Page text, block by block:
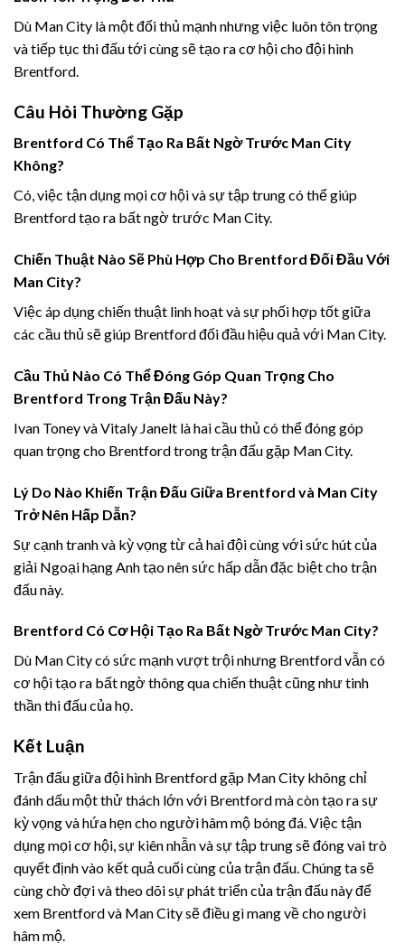
Dù Man City là một đối thủ mạnh nhưng việc luôn tôn trọng
và tiếp tục thi đấu tới cùng sẽ tạo ra cơ hội cho đội hình
Brentford.
Câu Hỏi Thường Gặp
Brentford Có Thể Tạo Ra Bất Ngờ Trước Man City
Không?
Có, việc tận dụng mọi cơ hội và sự tập trung có thể giúp
Brentford tạo ra bất ngờ trước Man City.
Chiến Thuật Nào Sẽ Phù Hợp Cho Brentford Đối Đầu Với
Man City?
Việc áp dụng chiến thuật linh hoạt và sự phối hợp tốt giữa
các cầu thủ sẽ giúp Brentford đối đầu hiệu quả với Man City.
Cầu Thủ Nào Có Thể Đóng Góp Quan Trọng Cho
Brentford Trong Trận Đấu Này?
Ivan Toney và Vitaly Janelt là hai cầu thủ có thể đóng góp
quan trọng cho Brentford trong trận đấu gặp Man City.
Lý Do Nào Khiến Trận Đấu Giữa Brentford và Man City
Trở Nên Hấp Dẫn?
Sự cạnh tranh và kỳ vọng từ cả hai đội cùng với sức hút của
giải Ngoại hạng Anh tạo nên sức hấp dẫn đặc biệt cho trận
đấu này.
Brentford Có Cơ Hội Tạo Ra Bất Ngờ Trước Man City?
Dù Man City có sức mạnh vượt trội nhưng Brentford vẫn có
cơ hội tạo ra bất ngờ thông qua chiến thuật cũng như tinh
thần thi đấu của họ.
Kết Luận
Trận đấu giữa đội hình Brentford gặp Man City không chỉ
đánh dấu một thử thách lớn với Brentford mà còn tạo ra sự
kỳ vọng và hứa hẹn cho người hâm mộ bóng đá. Việc tận
dụng mọi cơ hội, sự kiên nhẫn và sự tập trung sẽ đóng vai trò
quyết định vào kết quả cuối cùng của trận đấu. Chúng ta sẽ
cùng chờ đợi và theo dõi sự phát triển của trận đấu này để
xem Brentford và Man City sẽ điều gì mang về cho người
hâm mộ.